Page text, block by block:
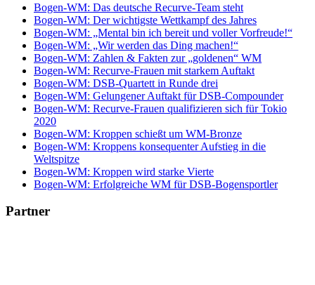
Bogen-WM: Das deutsche Recurve-Team steht
Bogen-WM: Der wichtigste Wettkampf des Jahres
Bogen-WM: „Mental bin ich bereit und voller Vorfreude!“
Bogen-WM: „Wir werden das Ding machen!“
Bogen-WM: Zahlen & Fakten zur „goldenen“ WM
Bogen-WM: Recurve-Frauen mit starkem Auftakt
Bogen-WM: DSB-Quartett in Runde drei
Bogen-WM: Gelungener Auftakt für DSB-Compounder
Bogen-WM: Recurve-Frauen qualifizieren sich für Tokio
2020
Bogen-WM: Kroppen schießt um WM-Bronze
Bogen-WM: Kroppens konsequenter Aufstieg in die
Weltspitze
Bogen-WM: Kroppen wird starke Vierte
Bogen-WM: Erfolgreiche WM für DSB-Bogensportler
Partner